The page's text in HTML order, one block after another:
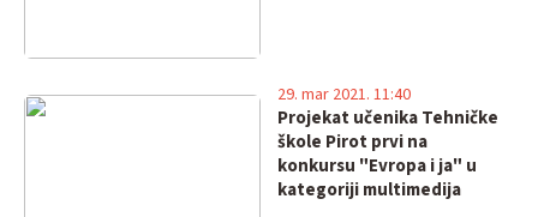
Projekat učenika Tehničke
škole Pirot prvi na
konkursu "Evropa i ja" u
kategoriji multimedija
29. mar 2021. 11:40